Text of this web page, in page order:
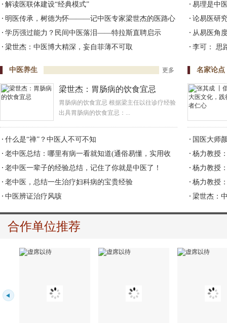
解读医联体建设“经典模式”
明医传承，树德为怀———记中医专家梁世杰的医路心
程
学历强过能力？民间中医落泪——特拉斯直聘启示
梁世杰：中医博大精深，妄自菲薄不可取
易理是中
论易医研
从易医角
李可： 思
更多
中医养生
梁世杰：胃肠病的饮食宜忌
胃肠病的饮食宜忌 根据梁主任以往诊疗经验
出具胃肠病的饮食宜忌：...
什么是“禅”？中医人不可不知
老中医总结：哪里有病一看就知道(通俗易懂，实用收
藏)
老中医一辈子的经验总结，记住了你就是中医了！
老中医，总结一生治疗妇科病的宝贵经验
中医辨证治疗风咳
名家论点
国医大师
杨力教授
杨力教授
献
杨力教授
梁世杰：
耀”
合作单位推荐